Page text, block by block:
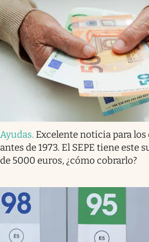
Ayudas. Excelente noticia para
antes de 1973. El SEPE tiene este
de 5000 euros, ¿cómo cobrarlo?